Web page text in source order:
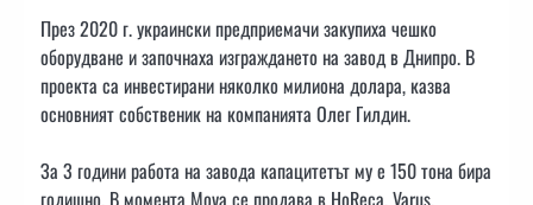
През 2020 г. украински предприемачи закупиха чешко
оборудване и започнаха изграждането на завод в Днипро. В
проекта са инвестирани няколко милиона долара, казва
основният собственик на компанията Олег Гилдин.
За 3 години работа на завода капацитетът му е 150 тона бира